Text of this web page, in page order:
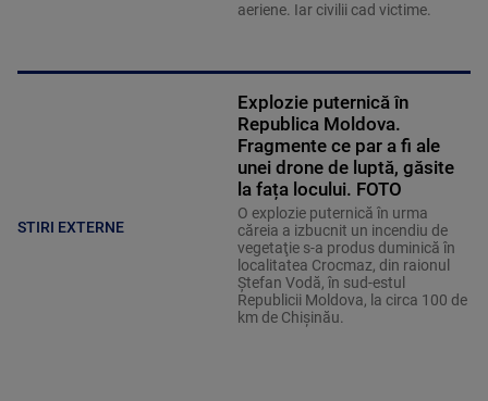
aeriene. Iar civilii cad victime.
STIRI EXTERNE
Explozie puternică în
Republica Moldova.
Fragmente ce par a fi ale
unei drone de luptă, găsite
la fața locului. FOTO
O explozie puternică în urma
căreia a izbucnit un incendiu de
vegetaţie s-a produs duminică în
localitatea Crocmaz, din raionul
Ştefan Vodă, în sud-estul
Republicii Moldova, la circa 100 de
km de Chişinău.